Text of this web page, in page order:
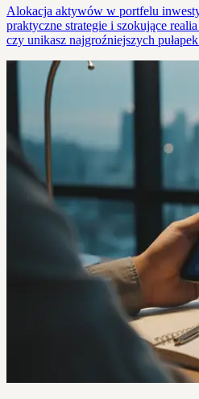
Alokacja aktywów w portfelu
praktyczne strategie i szokujące
czy unikasz najgroźniejszych